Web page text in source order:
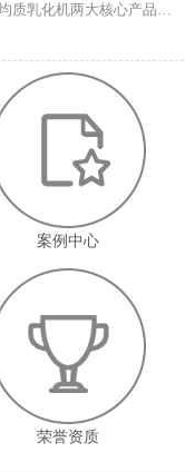
质乳化机两大核心产品凭
值顺利通过遴选，标志着
案例中心
荣誉资质